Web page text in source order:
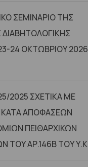
ΣΕΜΙΝΑΡΙΟ ΤΗΣ
ΔΙΑΒΗΤΟΛΟΓΙΚΗΣ
24 ΟΚΤΩΒΡΙΟΥ 2026
2025 ΣΧΕΤΙΚΑ ΜΕ
ΚΑΤΑ ΑΠΟΦΑΣΕΩΝ
ΠΕΙΘΑΡΧΙΚΩΝ
ΤΟΥ ΑΡ.146Β ΤΟΥ Υ.Κ